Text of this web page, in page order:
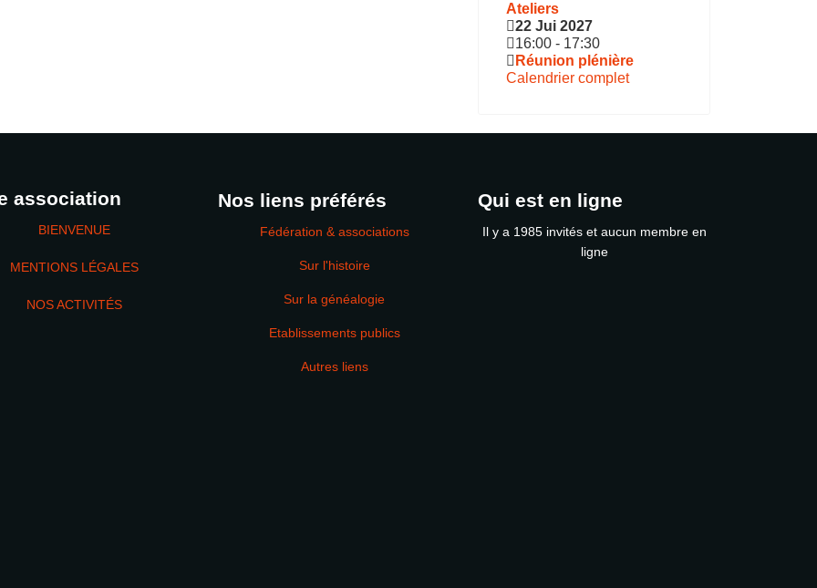
Ateliers
22 Jui 2027
16:00 - 17:30
Réunion plénière
Calendrier complet
DE PASSE
association
BIENVENUE
MENTIONS LÉGALES
NOS ACTIVITÉS
Nos liens préférés
Fédération & associations
Sur l'histoire
Sur la généalogie
Etablissements publics
Autres liens
Qui est en ligne
Il y a 1985 invités et aucun membre en
ligne